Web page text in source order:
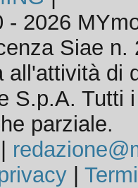
- 2026
Siae n.
all'attività di
S.p.A. Tutti
parziale.
|